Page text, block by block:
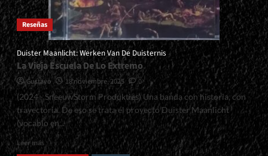
Reseñas
Duister Maanlicht: Werken Van De Duisternis
La Vieja Escuela De Lo Extremo
Gustavo 18 noviembre, 2025
0
(2024 - SneeuwStorm Produkties) Una banda con historia, con
trayectoria. De eso se trata el proyecto Duister Maanlicht
(vocablo en...
Leer másRead
more